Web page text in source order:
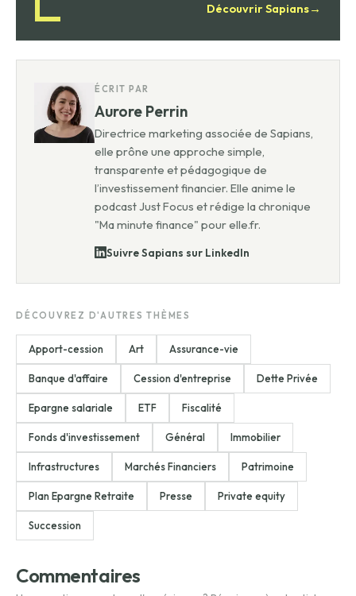
Découvrir Sapians→
ÉCRIT PAR
Aurore Perrin
Directrice marketing associée de Sapians,
elle prône une approche simple,
transparente et pédagogique de
l’investissement financier. Elle anime le
podcast Just Focus et rédige la chronique
"Ma minute finance" pour elle.fr.
Suivre Sapians sur LinkedIn
DÉCOUVREZ D'AUTRES THÈMES
Apport-cession Art Assurance-vie
Banque d'affaire Cession d'entreprise Dette Privée
Epargne salariale ETF Fiscalité
Fonds d'investissement Général Immobilier
Infrastructures Marchés Financiers Patrimoine
Plan Epargne Retraite Presse Private equity
Succession
Commentaires